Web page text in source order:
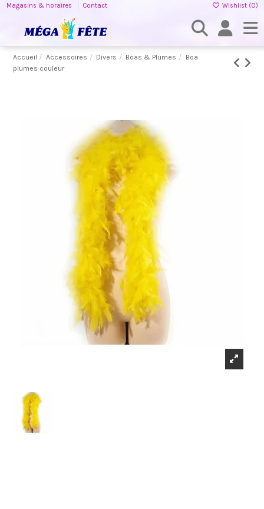
Magasins & horaires Contact Wishlist (0)
Accueil Accessoires Divers Boas & Plumes
Boa
plumes couleur